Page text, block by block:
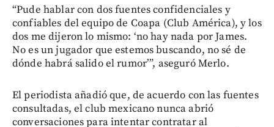
“Pude hablar con dos fuentes confidenciales y
confiables del equipo de Coapa (Club América), y los
dos me dijeron lo mismo: ‘no hay nada por James.
No es un jugador que estemos buscando, no sé de
dónde habrá salido el rumor’”, aseguró Merlo.
El periodista añadió que, de acuerdo con las fuentes
consultadas, el club mexicano nunca abrió
conversaciones para intentar contratar al